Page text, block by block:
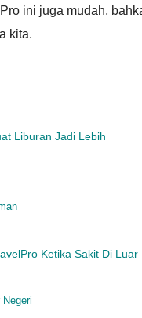
ini juga mudah,
kita.
Liburan Jadi Lebih
Ketika Sakit Di Luar